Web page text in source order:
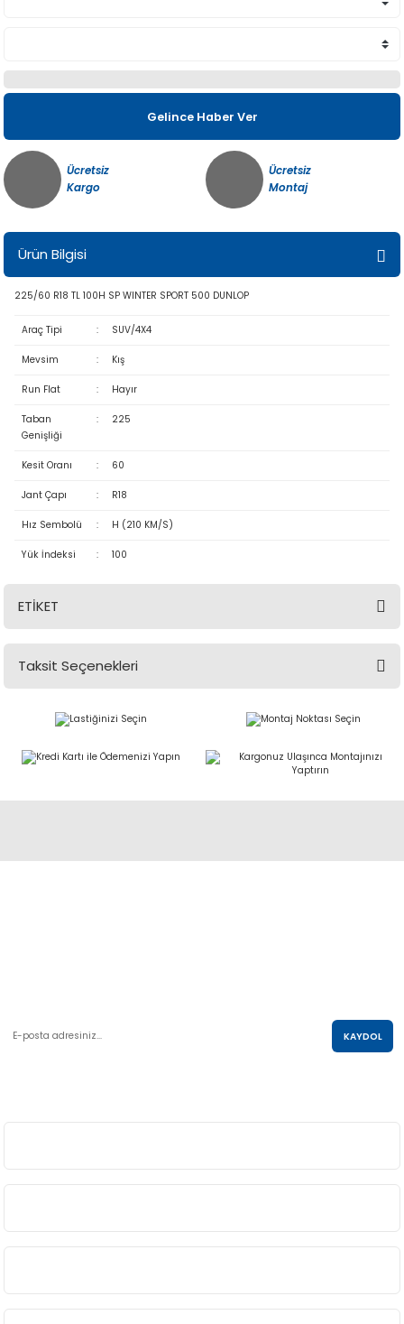
Gelince Haber Ver
Ücretsiz
Kargo
Ücretsiz
Montaj
Ürün Bilgisi
225/60 R18 TL 100H SP WINTER SPORT 500 DUNLOP
Araç Tipi : SUV/4X4
Mevsim : Kış
Run Flat : Hayır
Taban
Genişliği
: 225
Kesit Oranı : 60
Jant Çapı : R18
Hız Sembolü : H (210 KM/S)
Yük İndeksi : 100
ETİKET
Taksit Seçenekleri
KAYDOL